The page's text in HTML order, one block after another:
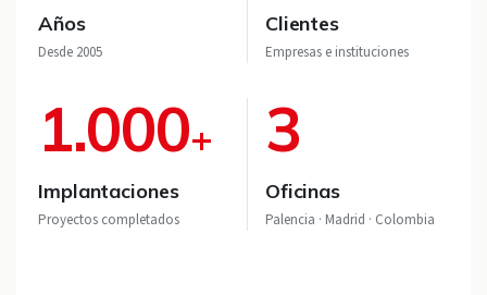
Años
Desde 2005
Clientes
Empresas e instituciones
1.000+
Implantaciones
Proyectos completados
3
Oficinas
Palencia · Madrid · Colombia